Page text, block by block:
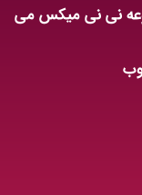
نی نی میکس می